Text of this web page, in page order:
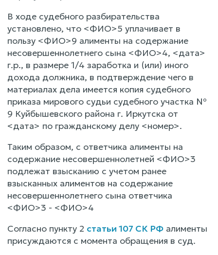
В ходе судебного разбирательства
установлено, что <ФИО>5 уплачивает в
пользу <ФИО>9 алименты на содержание
несовершеннолетнего сына <ФИО>4, <дата>
г.р., в размере 1/4 заработка и (или) иного
дохода должника, в подтверждение чего в
материалах дела имеется копия судебного
приказа мирового судьи судебного участка №
9 Куйбышевского района г. Иркутска от
<дата> по гражданскому делу <номер>.
Таким образом, с ответчика алименты на
содержание несовершеннолетней <ФИО>3
подлежат взысканию с учетом ранее
взысканных алиментов на содержание
несовершеннолетнего сына ответчика
<ФИО>3 - <ФИО>4
Согласно пункту 2 статьи 107 СК РФ алименты
присуждаются с момента обращения в суд.